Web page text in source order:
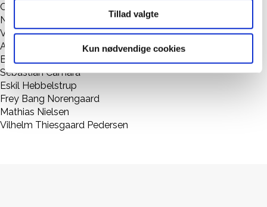
Tillad valgte
Kun nødvendige cookies
Christian Buch
Nora Ray Abraham
Villads Hagen Juul
Amanda Styring Haapanen
Bertram Skov Bjørnlund
Sebastian Camara
Eskil Hebbelstrup
Frey Bang Norengaard
Mathias Nielsen
Vilhelm Thiesgaard Pedersen